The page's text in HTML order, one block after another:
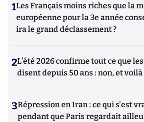
1Les Français moins riches que la
européenne pour la 3e année
ira le grand déclassement ?
2L’été 2026 confirme tout ce que
disent depuis 50 ans : non, et
3Répression en Iran : ce qui s'est
pendant que Paris regardait